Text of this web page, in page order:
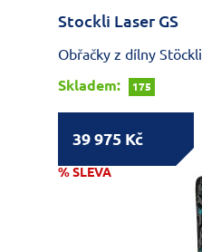
Stockli Laser GS
Obřačky z dílny Stöckli
Skladem:
175
39 975 Kč
% SLEVA